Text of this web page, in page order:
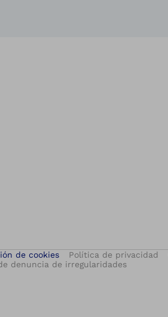
de cookies Política de privacidad
denuncia de irregularidades